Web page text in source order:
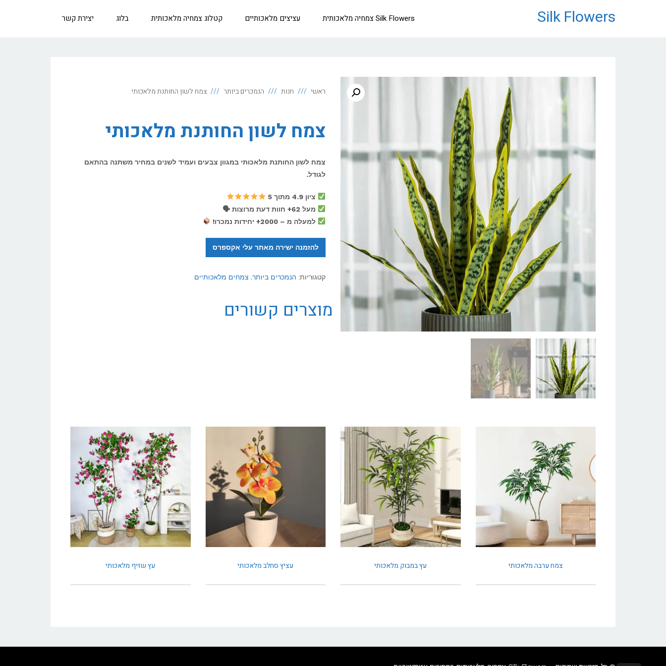
Silk Flowers Silk Flowers צמחיה מלאכותית עציצים מלאכותיים קטלוג צמחיה מלאכותית בלוג יצירת קשר
ראשי חנות הנמכרים ביותר צמח לשון החותנת מלאכותי
צמח לשון החותנת מלאכותי
צמח לשון החותנת מלאכותי במגוון צבעים ועמיד לשנים במחיר משתנה בהתאם
לגודל.
ציון 4.9 מתוך 5
מעל 62+ חוות דעת מרוצות 🗣
למעלה מ – 2000+ יחידות נמכרו!
להזמנה ישירה מאתר עלי אקספרס
קטגוריות: הנמכרים ביותר צמחים מלאכותיים
מוצרים קשורים
צמח ערבה מלאכותי עץ במבוק מלאכותי עציץ סחלב מלאכותי עץ שזיף מלאכותי